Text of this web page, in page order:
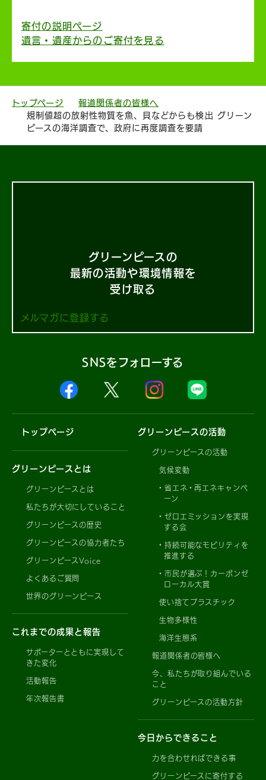
寄付の説明ページ
遺言・遺産からのご寄付を見る
トップページ
報道関係者の皆様へ
規制値超の放射性物質を魚、貝などからも検出 グリーン
ピースの海洋調査で、政府に再度調査を要請
グリーンピースの
最新の活動や環境情報を
受け取る
メルマガに登録する
SNSをフォローする
トップページ
グリーンピースとは
グリーンピースとは
私たちが大切にしていること
グリーンピースの歴史
グリーンピースの協力者たち
グリーンピースVoice
よくあるご質問
世界のグリーンピース
これまでの成果と報告
サポーターとともに実現して
きた変化
活動報告
年次報告書
グリーンピースの活動
グリーンピースの活動
気候変動
省エネ・再エネキャンペ
ーン
ゼロエミッションを実現
する会
持続可能なモビリティを
推進する
市民が選ぶ！カーボンゼ
ローカル大賞
使い捨てプラスチック
生物多様性
海洋生態系
報道関係者の皆様へ
今、私たちが取り組んでいる
こと
グリーンピースの活動方針
今日からできること
力を合わせればできる事
グリーンピースに寄付する